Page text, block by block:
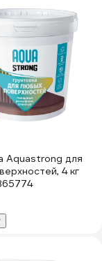
Aquastrong для
4 кг